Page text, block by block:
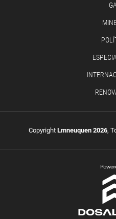
Copyright Lmneuquen 2026,